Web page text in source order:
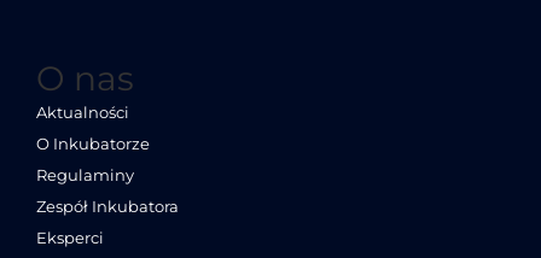
O nas
Aktualności
O Inkubatorze
Regulaminy
Zespół Inkubatora
Eksperci